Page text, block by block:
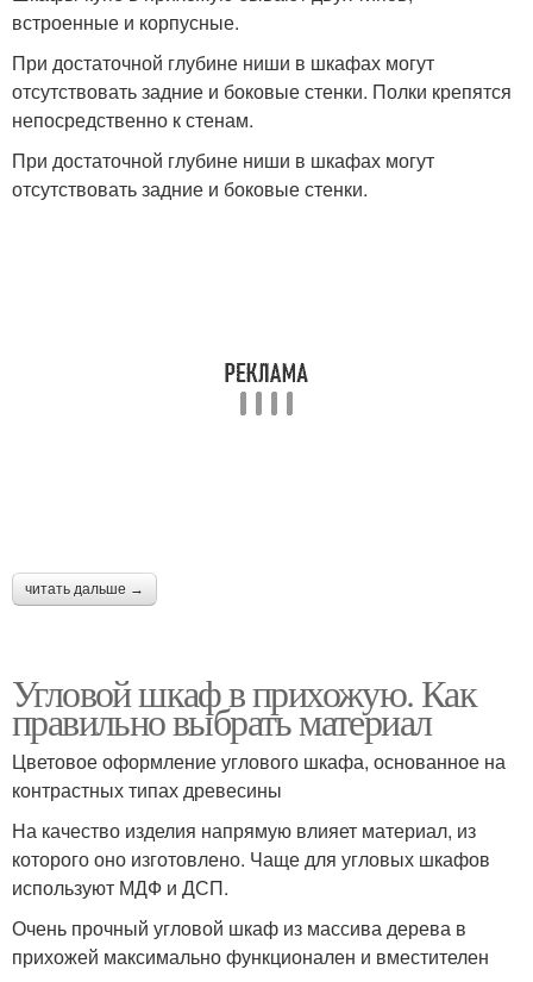
Прихожая с диваном
Купе в прихожую
встроенные и корпусные.
При достаточной глубине ниши в шкафах могут
отсутствовать задние и боковые стенки. Полки крепятся
непосредственно к стенам.
При достаточной глубине ниши в шкафах могут
отсутствовать задние и боковые стенки.
читать дальше →
Угловой шкаф в прихожую. Как
правильно выбрать материал
Цветовое оформление углового шкафа, основанное на
контрастных типах древесины
На качество изделия напрямую влияет материал, из
которого оно изготовлено. Чаще для угловых шкафов
используют МДФ и ДСП.
Очень прочный угловой шкаф из массива дерева в
прихожей максимально функционален и вместителен